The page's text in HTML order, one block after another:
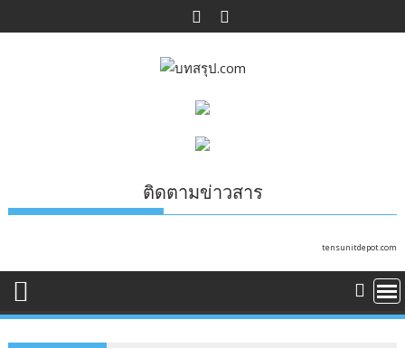
to
ติดตามข่าวสาร
tensunitdepot.com